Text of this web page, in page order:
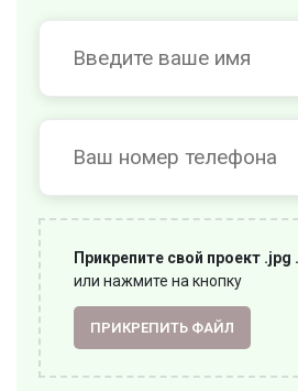
Прикрепите свой проект .jpg
или нажмите на кнопку
ПРИКРЕПИТЬ ФАЙЛ